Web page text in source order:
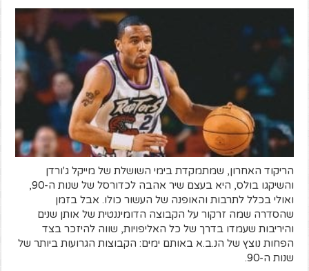
הריקוד האחרון, שמתמקדת בימי השושלת של מייקל ג'ורדן
והשיקגו בולס, היא בעצם שיר אהבה לכדורסל של שנות ה-90,
ואולי בכלל לתרבות והאופנה של העשור כולו. אבל בזמן
שהסדרה שמה זרקור על הקבוצה הדומיננטית של אותן שנים
והיריבות שעמדו בדרך של כל האליפויות, שווה להיזכר בצד
הפחות נוצץ של הנ.ב.א באותם ימים: הקבוצות הגרועות ביותר של
שנות ה-90.